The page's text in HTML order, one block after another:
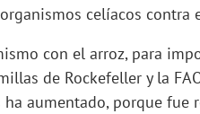
celíacos
con el arroz, para
de Rockefeller y la
aumentado, porque fue